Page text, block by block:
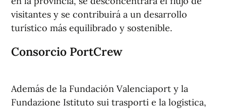
visitantes y se contribuirá a un desarrollo
turístico más equilibrado y sostenible.
Consorcio PortCrew
Además de la Fundación Valenciaport y la
Fundazione Istituto sui trasporti e la logistica,